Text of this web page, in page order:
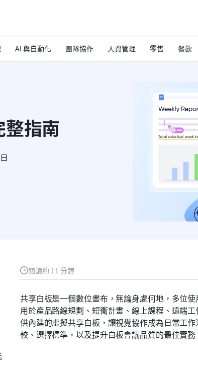
AI 與自動化 團隊協作 人資管理 零售 餐飲
指南
閱讀約 11 分鐘
共享白板是一個數位畫布，無論身處何地，多位
用於產品路線規劃、短衝計畫、線上課程、遠端
供內建的虛擬共享白板，讓視覺協作成為日常工
較、選擇標準，以及提升白板會議品質的最佳實務